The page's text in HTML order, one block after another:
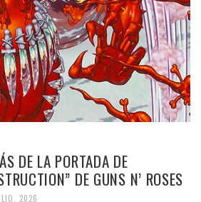
DE LA PORTADA DE
DE GUNS N’ ROSES
2026